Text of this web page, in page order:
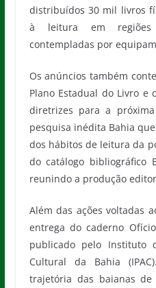
distribuídos 30 mil livros
à leitura em regiões
contempladas por
Os anúncios também
Plano Estadual do Livro e
diretrizes para a
pesquisa inédita Bahia
dos hábitos de leitura da
do catálogo bibliográfico
reunindo a produção
Além das ações voltadas
entrega do caderno
publicado pelo Instituto
Cultural da Bahia
trajetória das baianas